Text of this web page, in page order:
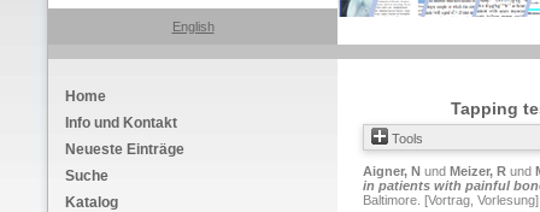
English
Home
Info und Kontakt
Neueste Einträge
Suche
Katalog
Tapping
Tools
Aigner, N und Meizer, R und
in patients with painful
Baltimore. [Vortrag, Vorlesung]